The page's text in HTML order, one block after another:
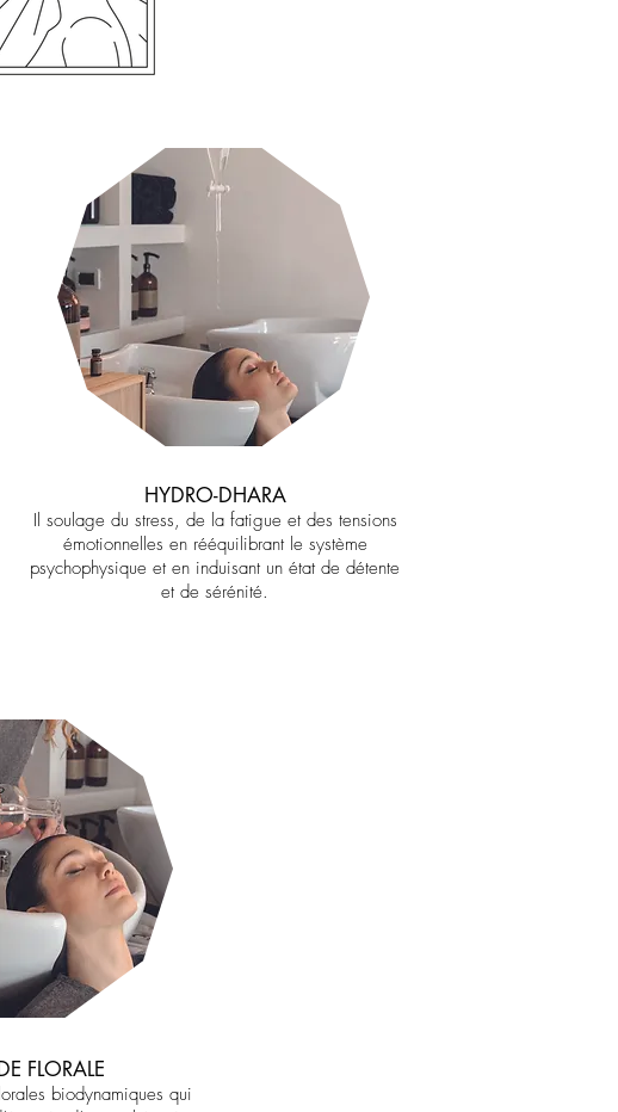
HYDRO-DHARA
Il soulage du stress, de la fatigue et des tensions
émotionnelles en rééquilibrant le système
psychophysique et en induisant un état de détente
et de sérénité.
FLORALE
biodynamiques qui